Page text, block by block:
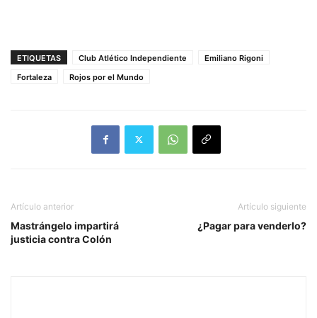
ETIQUETAS Club Atlético Independiente
Emiliano Rigoni
Fortaleza
Rojos por el Mundo
Artículo anterior
Mastrángelo impartirá
justicia contra Colón
Artículo siguiente
¿Pagar para venderlo?